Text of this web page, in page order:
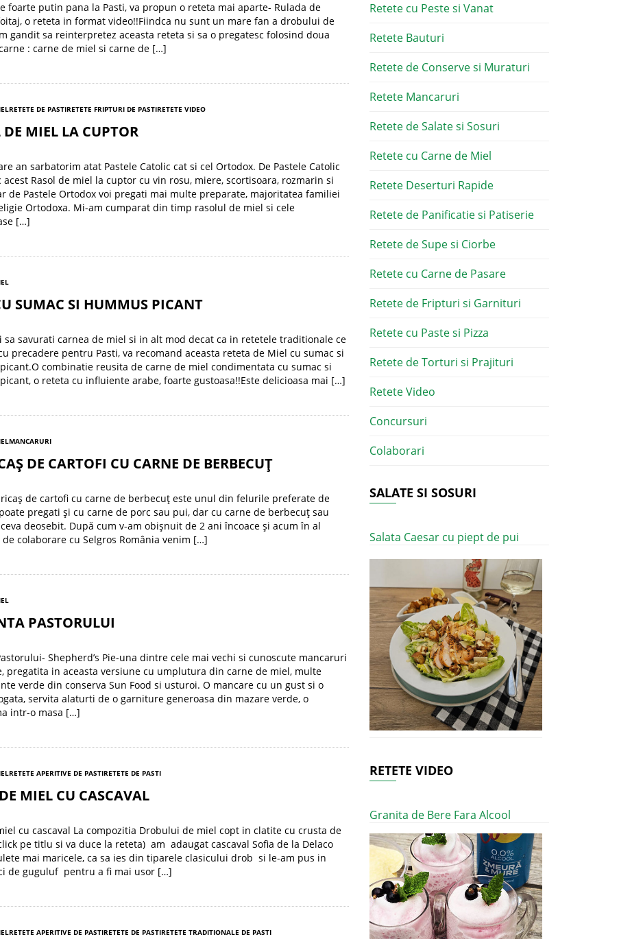
foarte putin pana la Pasti, va propun o reteta mai aparte- Rulada de
o reteta in format video!!Fiindca nu sunt un mare fan a drobului de
gandit sa reinterpretez aceasta reteta si sa o pregatesc folosind doua
: carne de miel si carne de […]
RETETE DE PASTIRETETE FRIPTURI DE PASTIRETETE VIDEO
DE MIEL LA CUPTOR
an sarbatorim atat Pastele Catolic cat si cel Ortodox. De Pastele Catolic
acest Rasol de miel la cuptor cu vin rosu, miere, scortisoara, rozmarin si
de Pastele Ortodox voi pregati mai multe preparate, majoritatea familiei
Ortodoxa. Mi-am cumparat din timp rasolul de miel si cele
[…]
SUMAC SI HUMMUS PICANT
sa savurati carnea de miel si in alt mod decat ca in retetele traditionale ce
precadere pentru Pasti, va recomand aceasta reteta de Miel cu sumac si
combinatie reusita de carne de miel condimentata cu sumac si
o reteta cu influiente arabe, foarte gustoasa!!Este delicioasa mai […]
MANCARURI
DE CARTOFI CU CARNE DE BERBECUȚ
de cartofi cu carne de berbecuț este unul din felurile preferate de
pregati și cu carne de porc sau pui, dar cu carne de berbecuț sau
deosebit. După cum v-am obișnuit de 2 ani încoace și acum în al
colaborare cu Selgros România venim […]
PASTORULUI
Shepherd’s Pie-una dintre cele mai vechi si cunoscute mancaruri
pregatita in aceasta versiune cu umplutura din carne de miel, multe
verde din conserva Sun Food si usturoi. O mancare cu un gust si o
servita alaturti de o garniture generoasa din mazare verde, o
intr-o masa […]
RETETE APERITIVE DE PASTIRETETE DE PASTI
MIEL CU CASCAVAL
cu cascaval La compozitia Drobului de miel copt in clatite cu crusta de
pe titlu si va duce la reteta) am adaugat cascaval Sofia de la Delaco
mai maricele, ca sa ies din tiparele clasicului drob si le-am pus in
de guguluf pentru a fi mai usor […]
RETETE APERITIVE DE PASTIRETETE DE PASTIRETETE TRADITIONALE DE PASTI
Retete cu Peste si Vanat
Retete Bauturi
Retete de Conserve si Muraturi
Retete Mancaruri
Retete de Salate si Sosuri
Retete cu Carne de Miel
Retete Deserturi Rapide
Retete de Panificatie si Patiserie
Retete de Supe si Ciorbe
Retete cu Carne de Pasare
Retete de Fripturi si Garnituri
Retete cu Paste si Pizza
Retete de Torturi si Prajituri
Retete Video
Concursuri
Colaborari
SALATE SI SOSURI
Salata Caesar cu piept de pui
RETETE VIDEO
Granita de Bere Fara Alcool